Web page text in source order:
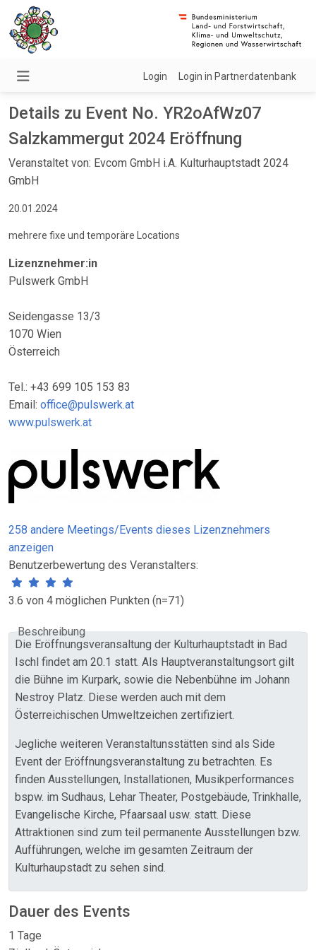
Login Login in Partnerdatenbank
Details zu Event No. YR2oAfWz07
Salzkammergut 2024 Eröffnung
Veranstaltet von: Evcom GmbH i.A. Kulturhauptstadt 2024
GmbH
20.01.2024
mehrere fixe und temporäre Locations
Lizenznehmer:in
Pulswerk GmbH
Seidengasse 13/3
1070 Wien
Österreich
Tel.: +43 699 105 153 83
Email: office@pulswerk.at
www.pulswerk.at
258 andere Meetings/Events dieses Lizenznehmers
anzeigen
Benutzerbewertung des Veranstalters:
3.6 von 4 möglichen Punkten (n=71)
Beschreibung
Die Eröffnungsveransaltung der Kulturhauptstadt in Bad
Ischl findet am 20.1 statt. Als Hauptveranstaltungsort gilt
die Bühne im Kurpark, sowie die Nebenbühne im Johann
Nestroy Platz. Diese werden auch mit dem
Österreichischen Umweltzeichen zertifiziert.
Jegliche weiteren Veranstaltunsstätten sind als Side
Event der Eröffnungsveranstaltung zu betrachten. Es
finden Ausstellungen, Installationen, Musikperformances
bspw. im Sudhaus, Lehar Theater, Postgebäude, Trinkhalle,
Evangelische Kirche, Pfaarsaal usw. statt. Diese
Attraktionen sind zum teil permanente Ausstellungen bzw.
Aufführungen, welche im gesamten Zeitraum der
Kulturhaupstadt zu sehen sind.
Dauer des Events
1 Tage